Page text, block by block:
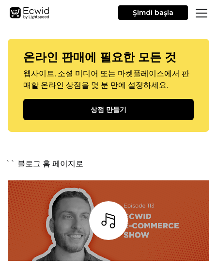
Şimdi başla
온라인 판매에 필요한 모든 것
웹사이트, 소셜 미디어 또는 마켓플레이스에서 판
매할 온라인 상점을 몇 분 만에 설정하세요.
상점 만들기
`` 블로그 홈 페이지로